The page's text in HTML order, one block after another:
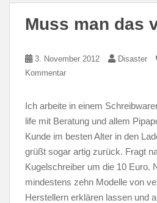
Muss man das
3. November 2012 Disaster
Kommentar
Ich arbeite in einem
life mit Beratung und allem
Kunde im besten Alter in den
grüßt sogar artig zurück. Fragt
Kugelschreiber um die 10 Euro.
mindestens zehn Modelle von
Herstellern erklären lassen und